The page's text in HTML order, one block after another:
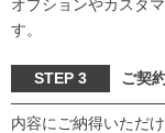
オプションやカスタ
す。
STEP 3 ご契
内容にご納得いただ